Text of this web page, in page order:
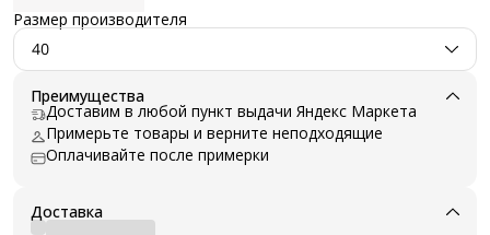
Размер производителя
40
Преимущества
Доставим в любой пункт выдачи Яндекс Маркета
Примерьте товары и верните неподходящие
Оплачивайте после примерки
Доставка